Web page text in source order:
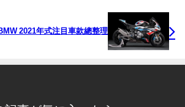
2021年式注目車款總整理